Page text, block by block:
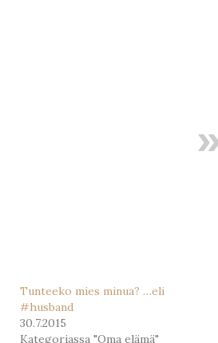
Tunteeko mies minua? …eli
#husband
30.7.2015
Kategoriassa "Oma elämä"